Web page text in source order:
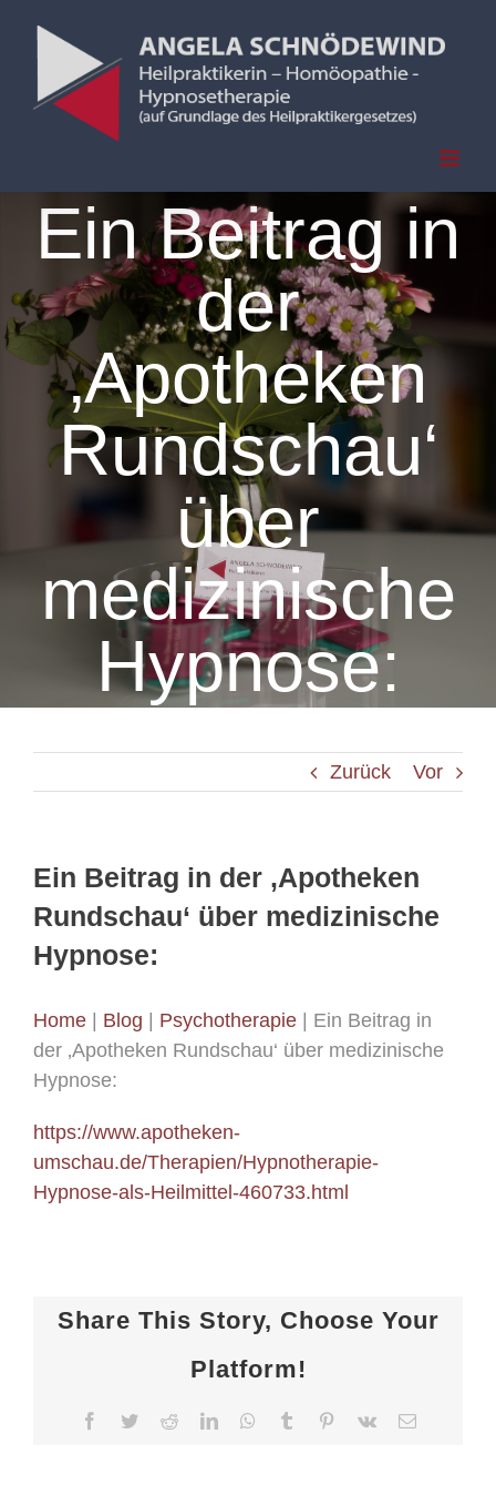
Ein Beitrag in
der
‚Apotheken
Rundschau‘
über
medizinische
Hypnose:
Zurück Vor
Ein Beitrag in der ‚Apotheken
Rundschau‘ über medizinische
Hypnose:
Home | Blog | Psychotherapie | Ein Beitrag in
der ‚Apotheken Rundschau‘ über medizinische
Hypnose:
https://www.apotheken-
umschau.de/Therapien/Hypnotherapie-
Hypnose-als-Heilmittel-460733.html
Share This Story, Choose Your
Platform!
Facebook
TwitterRedditLinkedInWhatsApp
Tumblr Pinterest
Vk
E-